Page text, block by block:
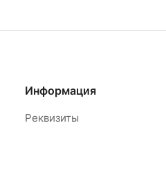
Информация
Реквизиты